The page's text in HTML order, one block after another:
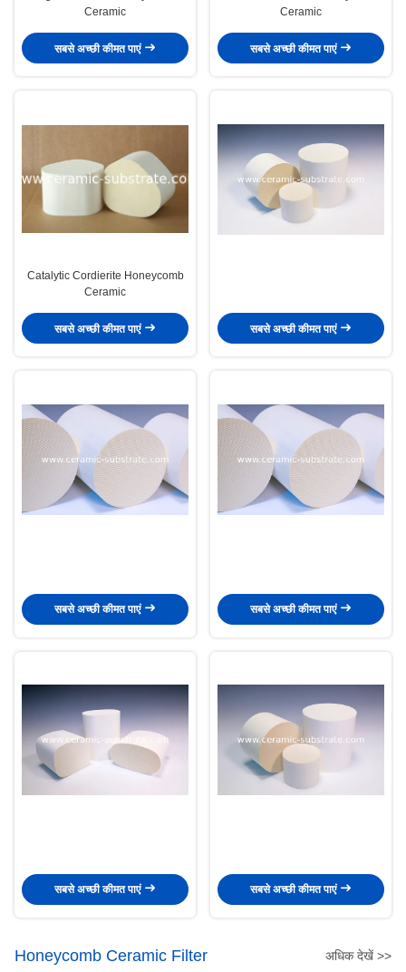
Ceramic
सबसे अच्छी कीमत पाएं
Ceramic
सबसे अच्छी कीमत पाएं
Catalytic Cordierite Honeycomb
Ceramic
सबसे अच्छी कीमत पाएं सबसे अच्छी कीमत पाएं
सबसे अच्छी कीमत पाएं सबसे अच्छी कीमत पाएं
सबसे अच्छी कीमत पाएं सबसे अच्छी कीमत पाएं
Honeycomb Ceramic Filter अधिक देखें >>